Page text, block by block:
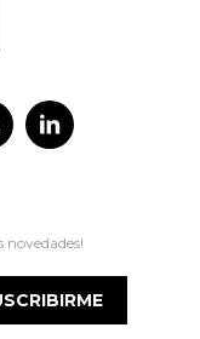

novedades!